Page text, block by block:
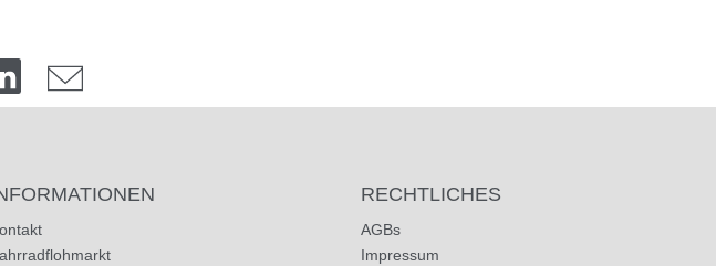
RECHTLICHES
AGBs
Impressum